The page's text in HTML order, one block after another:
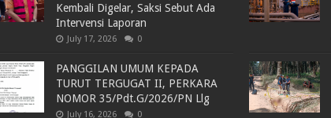
Kembali Digelar, Saksi Sebut Ada
Intervensi Laporan
July 17, 2026 0
PANGGILAN UMUM KEPADA
TURUT TERGUGAT II, PERKARA
NOMOR 35/Pdt.G/2026/PN Llg
July 16, 2026 0